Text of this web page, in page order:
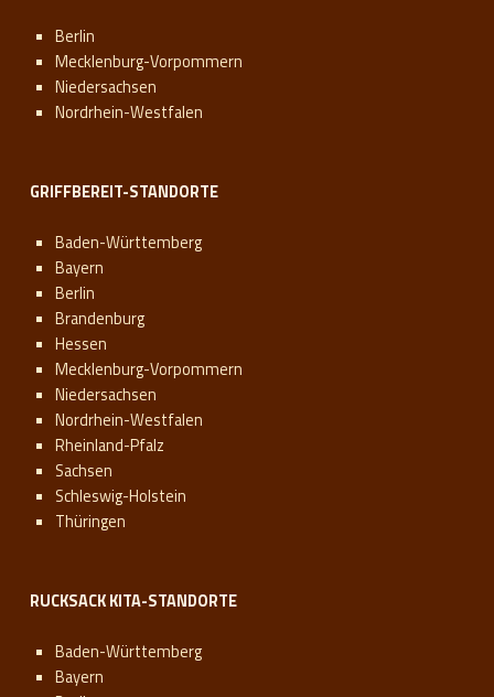
Berlin
Mecklenburg-Vorpommern
Niedersachsen
Nordrhein-Westfalen
GRIFFBEREIT-STANDORTE
Baden-Württemberg
Bayern
Berlin
Brandenburg
Hessen
Mecklenburg-Vorpommern
Niedersachsen
Nordrhein-Westfalen
Rheinland-Pfalz
Sachsen
Schleswig-Holstein
Thüringen
RUCKSACK KITA-STANDORTE
Baden-Württemberg
Bayern